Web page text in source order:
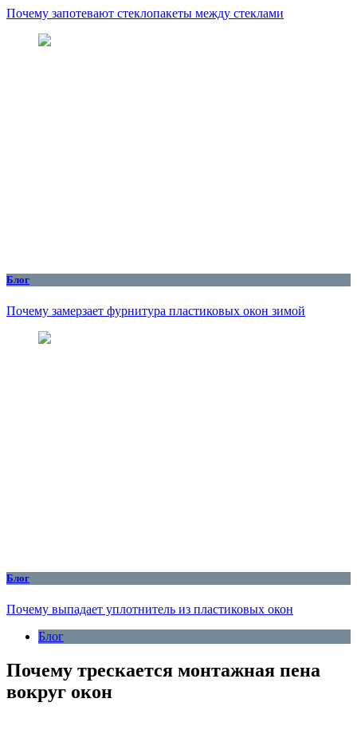
Почему запотевают стеклопакеты между стеклами
Блог
Почему замерзает фурнитура пластиковых окон зимой
Блог
Почему выпадает уплотнитель из пластиковых окон
Блог
Почему трескается монтажная пена
вокруг окон